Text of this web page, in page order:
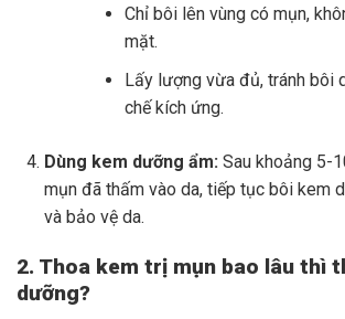
Chỉ bôi lên vùng có mụn,
mặt.
Lấy lượng vừa đủ, tránh bôi
chế kích ứng.
Dùng kem dưỡng ẩm: Sau khoảng 5-
mụn đã thấm vào da, tiếp tục bôi kem
và bảo vệ da.
2. Thoa kem trị mụn bao lâu thì
dưỡng?